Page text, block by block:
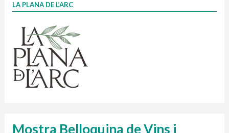
1 contenidors intel·ligents
Finançat per la Unió Europea – NextGenerationEU
LA PLANA DE L’ARC
Mostra Belloquina de Vins i